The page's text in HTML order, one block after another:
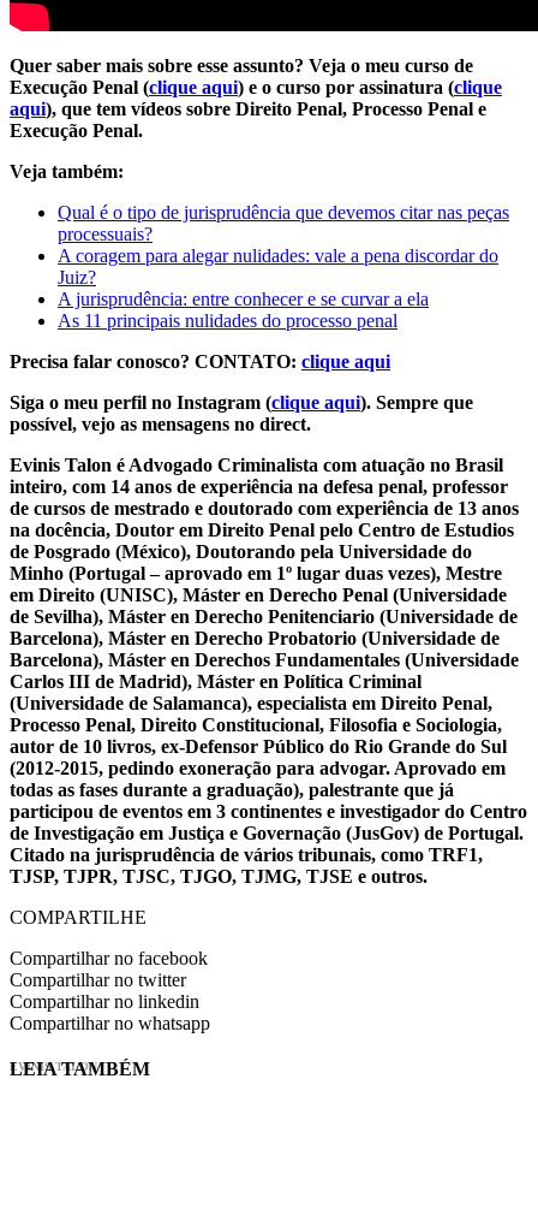
Quer saber mais sobre esse assunto? Veja o meu curso de
Execução Penal (clique aqui) e o curso por assinatura (clique
aqui), que tem vídeos sobre Direito Penal, Processo Penal e
Execução Penal.
Veja também:
Qual é o tipo de jurisprudência que devemos citar nas peças
processuais?
A coragem para alegar nulidades: vale a pena discordar do
Juiz?
A jurisprudência: entre conhecer e se curvar a ela
As 11 principais nulidades do processo penal
Precisa falar conosco? CONTATO: clique aqui
Siga o meu perfil no Instagram (clique aqui). Sempre que
possível, vejo as mensagens no direct.
Evinis Talon é Advogado Criminalista com atuação no Brasil
inteiro, com 14 anos de experiência na defesa penal, professor
de cursos de mestrado e doutorado com experiência de 13 anos
na docência, Doutor em Direito Penal pelo Centro de Estudios
de Posgrado (México), Doutorando pela Universidade do
Minho (Portugal – aprovado em 1º lugar duas vezes), Mestre
em Direito (UNISC), Máster en Derecho Penal (Universidade
de Sevilha), Máster en Derecho Penitenciario (Universidade de
Barcelona), Máster en Derecho Probatorio (Universidade de
Barcelona), Máster en Derechos Fundamentales (Universidade
Carlos III de Madrid), Máster en Política Criminal
(Universidade de Salamanca), especialista em Direito Penal,
Processo Penal, Direito Constitucional, Filosofia e Sociologia,
autor de 10 livros, ex-Defensor Público do Rio Grande do Sul
(2012-2015, pedindo exoneração para advogar. Aprovado em
todas as fases durante a graduação), palestrante que já
participou de eventos em 3 continentes e investigador do Centro
de Investigação em Justiça e Governação (JusGov) de Portugal.
Citado na jurisprudência de vários tribunais, como TRF1,
TJSP, TJPR, TJSC, TJGO, TJMG, TJSE e outros.
COMPARTILHE
Compartilhar no facebook
Compartilhar no twitter
Compartilhar no linkedin
Compartilhar no whatsapp
EVINIS TALON
LEIA TAMBÉM